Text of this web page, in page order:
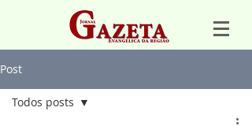
Post
Todos posts